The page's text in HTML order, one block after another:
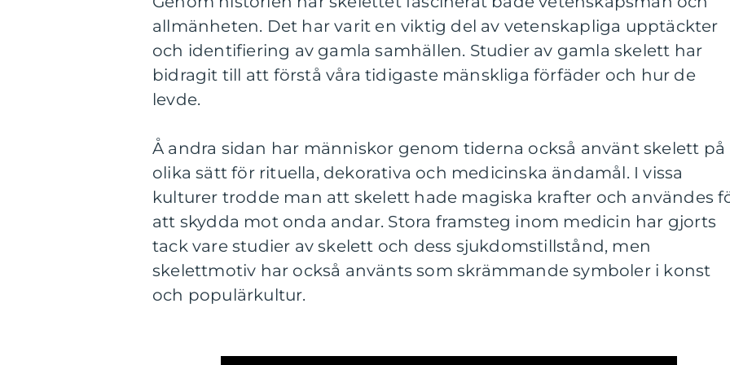
allmänheten. Det har varit en viktig del av vetenskapliga upptäckter
och identifiering av gamla samhällen. Studier av gamla skelett har
bidragit till att förstå våra tidigaste mänskliga förfäder och hur de
levde.
Å andra sidan har människor genom tiderna också använt skelett på
olika sätt för rituella, dekorativa och medicinska ändamål. I vissa
kulturer trodde man att skelett hade magiska krafter och användes
att skydda mot onda andar. Stora framsteg inom medicin har gjorts
tack vare studier av skelett och dess sjukdomstillstånd, men
skelettmotiv har också använts som skrämmande symboler i konst
och populärkultur.